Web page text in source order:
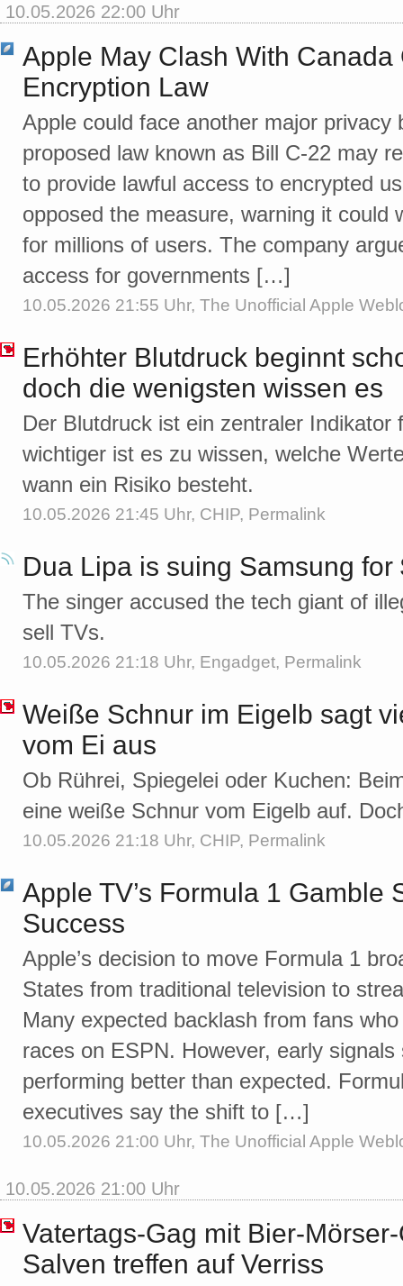
10.05.2026 22:00 Uhr
Apple May Clash With Canada
Encryption Law
Apple could face another major privacy
proposed law known as Bill C-22 may
to provide lawful access to encrypted
opposed the measure, warning it could
for millions of users. The company
access for governments […]
10.05.2026 21:55 Uhr, The Unofficial Apple
Erhöhter Blutdruck beginnt
doch die wenigsten wissen es
Der Blutdruck ist ein zentraler
wichtiger ist es zu wissen, welche
wann ein Risiko besteht.
10.05.2026 21:45 Uhr, CHIP, Permalink
Dua Lipa is suing Samsung for
The singer accused the tech giant of
sell TVs.
10.05.2026 21:18 Uhr, Engadget, Permalink
Weiße Schnur im Eigelb sagt
vom Ei aus
Ob Rührei, Spiegelei oder Kuchen:
eine weiße Schnur vom Eigelb auf.
10.05.2026 21:18 Uhr, CHIP, Permalink
Apple TV’s Formula 1 Gamble
Success
Apple’s decision to move Formula 1
States from traditional television to
Many expected backlash from fans
races on ESPN. However, early
performing better than expected.
executives say the shift to […]
10.05.2026 21:00 Uhr, The Unofficial Apple
10.05.2026 21:00 Uhr
Vatertags-Gag mit Bier-
Salven treffen auf Verriss